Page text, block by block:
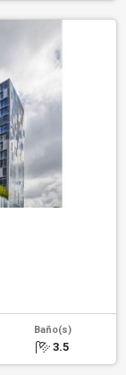
Baño(s)
3.5